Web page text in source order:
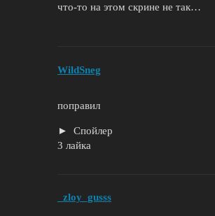
что-то на этом скрине не так…
WildSneg
поправил
Спойлер
3 лайка
_zloy_gusss